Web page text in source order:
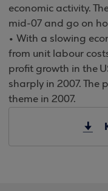
economic activity.
mid-07 and go on
• With a slowing
from unit labour
profit growth in the
sharply in 2007. The
theme in 2007.